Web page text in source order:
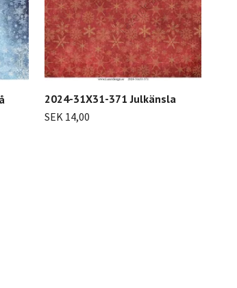
2024-31X31-371 Julkänsla
SEK 14,00